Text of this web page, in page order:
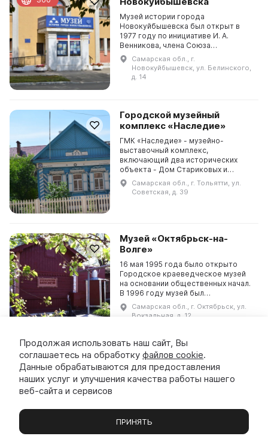
Музей истории города
Новокуйбышевска был открыт в
1977 году по инициативе И. А.
Венникова, члена Союза
журналистов России. Создание
музея было осуществлено
совместными усилиями городских
Самарская обл., г.
Новокуйбышевск, ул. Белинского,
д. 14
Городской музейный
комплекс «Наследие»
ГМК «Наследие» - музейно-
выставочный комплекс,
включающий два исторических
объекта - Дом Стариковых и
бывший купеческий дом. Он был
основан в 1997 году. Цель музея -
сохранение, изучение и
Самарская обл., г. Тольятти, ул.
Советская, д. 39
Музей «Октябрьск-на-
Волге»
16 мая 1995 года было открыто
Городское краеведческое музей
на основании общественных начал.
В 1996 году музей был
зарегистрирован в Областном
управлении культуры и получил
Самарская обл., г. Октябрьск, ул.
Вокзальная, д. 12
Музей-театр «Жигулевская
сказка»
увлекательное путешествие в мир
Луки. Здесь можно познакомиться с
Хозяйкой Жигулевских гор,
Музеи Выставки Экскурсии Чаты Вы
Продолжая использовать наш сайт, Вы
соглашаетесь на обработку файлов cookie.
Данные обрабатываются для предоставления
наших услуг и улучшения качества работы нашего
веб-сайта и сервисов
ПРИНЯТЬ